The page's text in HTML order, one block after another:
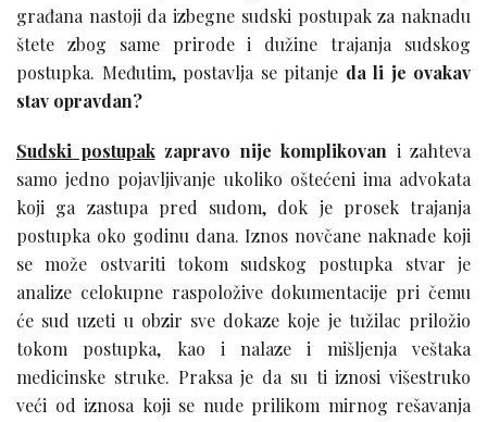
građana nastoji da izbegne sudski postupak za naknadu
štete zbog same prirode i dužine trajanja sudskog
postupka. Međutim, postavlja se pitanje da li je ovakav
stav opravdan?
Sudski postupak zapravo nije komplikovan i zahteva
samo jedno pojavljivanje ukoliko oštećeni ima advokata
koji ga zastupa pred sudom, dok je prosek trajanja
postupka oko godinu dana. Iznos novčane naknade koji
se može ostvariti tokom sudskog postupka stvar je
analize celokupne raspoložive dokumentacije pri čemu
će sud uzeti u obzir sve dokaze koje je tužilac priložio
tokom postupka, kao i nalaze i mišljenja veštaka
medicinske struke. Praksa je da su ti iznosi višestruko
veći od iznosa koji se nude prilikom mirnog rešavanja